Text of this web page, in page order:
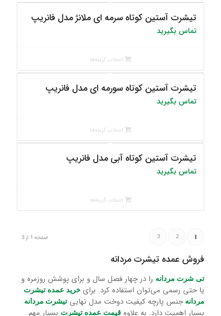
تیشرت آستین کوتاه سرمه ای ملانژ مدل فانریپ
تماس بگیرید
انتخاب گزینه‌ها
تیشرت آستین کوتاه سورمه ای مدل فانریپ
تماس بگیرید
انتخاب گزینه‌ها
تیشرت آستین کوتاه آبی مدل فانریپ
تماس بگیرید
انتخاب گزینه‌ها
صفحه 1 از 3 1
2
3
فروش عمده تیشرت مردانه
تی شرت مردانه را در چهار فصل سال و برای پوشش روزمره و
یا حتی رسمی می‌توان استفاده کرد. برای خرید عمده تیشرت
مردانه جنس پارچه کیفیت دوخت مدل نهاییتیشرت مردانه
بسیار اهمیت دارد. به علاوه قیمت عمده تیشرت بسیار مهم